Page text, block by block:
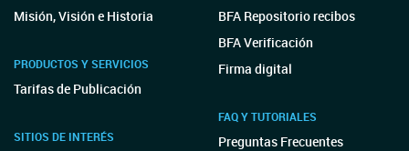
Misión, Visión e Historia
PRODUCTOS Y SERVICIOS
Tarifas de Publicación
SITIOS DE INTERÉS
BFA Repositorio recibos
BFA Verificación
Firma digital
FAQ Y TUTORIALES
Preguntas Frecuentes